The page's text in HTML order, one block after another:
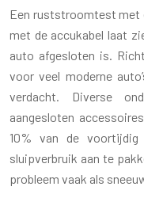
Een ruststroomtest met
met de accukabel laat
auto afgesloten is.
voor veel moderne
verdacht. Diverse
aangesloten
10% van de voortijdig
sluipverbruik aan te
probleem vaak als